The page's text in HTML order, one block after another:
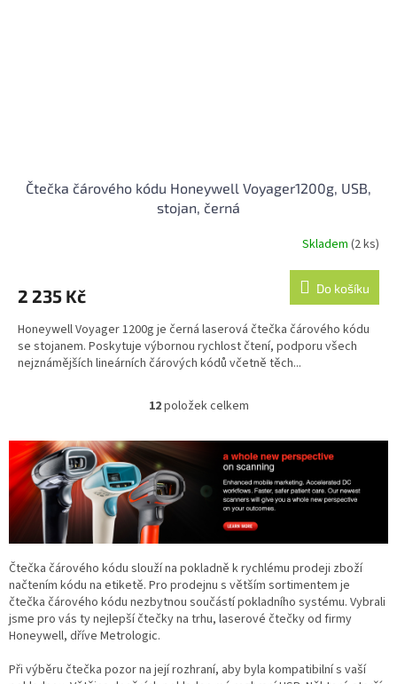
Čtečka čárového kódu Honeywell Voyager1200g, USB,
stojan, černá
je
z
5
hvězdiček.
Skladem(2 ks)
2 235 Kč Do košíku
Honeywell Voyager 1200g je černá laserová čtečka čárového kódu
se stojanem. Poskytuje výbornou rychlost čtení, podporu všech
nejznámějších lineárních čárových kódů včetně těch...
O
l
a
p
r
v
k
y
p
12položek celkem
Čtečka čárového kódu slouží na pokladně k rychlému prodeji zboží
načtením kódu na etiketě. Pro prodejnu s větším sortimentem je
čtečka čárového kódu nezbytnou součástí pokladního systému. Vybrali
jsme pro vás ty nejlepší čtečky na trhu, laserové čtečky od firmy
Honeywell, dříve Metrologic.
Při výběru čtečka pozor na její rozhraní, aby byla kompatibilní s vaší